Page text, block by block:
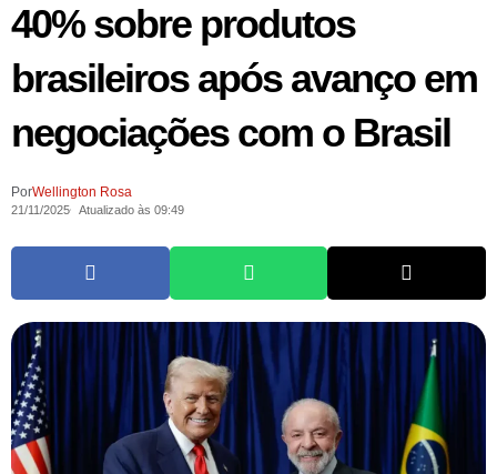
40% sobre produtos
brasileiros após avanço em
negociações com o Brasil
PorWellington Rosa
21/11/2025 Atualizado às 09:49